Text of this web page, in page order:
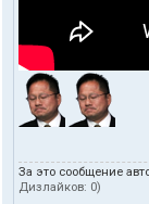
За это сообщение
Дизлайков: 0)